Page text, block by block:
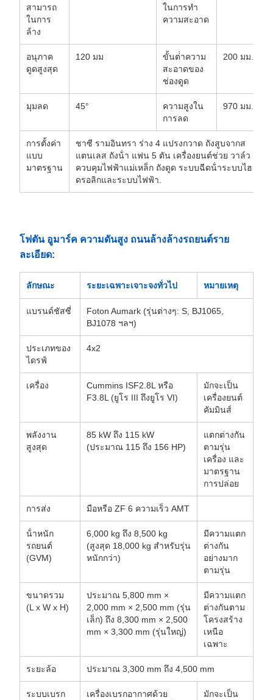
สามารถ
ในการ
ล้าง
ในการทํา
ความสะอาด
อนุภาค
ดูดสูงสุด
120 มม
ขั้นต่ําความ
สะอาดของ
ช่องดูด
200 มม.
มุมลด 45°
ความสูงใน
การลด
970 มม.
การตั้งค่า
แบบ
มาตรฐาน
ชาซี รามอินทรา ร่าง 4 แปรงกวาด ถังสูบจากส
แตนเลส ถังน้ํา แฟน 5 ตัน เครื่องยนต์ช่วย วาล์ว
ควบคุมไฟฟ้าแม่เหล็ก ถังดูด ระบบฉีดน้ําระบบไฮ
ดรอลิกและระบบไฟฟ้า.
โฟตัน อูมาร์ค ความดันสูง ถนนล้างล้างรถยนต์ราย
ละเอียด:
ลักษณะ ระยะเฉพาะเจาะจงทั่วไป หมายเหตุ
แบรนด์ชัสซี่
Foton Aumark (รุ่นต่างๆ: S, BJ1065,
BJ1078 ฯลฯ)
ประเภทของ
ไดรฟ์
4x2
เครื่อง
Cummins ISF2.8L หรือ
F3.8L (ยูโร III ถึงยูโร VI)
มักจะเป็น
เครื่องยนต์
คัมมินส์
พลังงาน
สูงสุด
85 kW ถึง 115 kW
(ประมาณ 115 ถึง 156 HP)
แตกต่างกัน
ตามรุ่น
เครื่อง และ
มาตรฐาน
การปล่อย
การส่ง มือหรือ ZF 6 ความเร็ว AMT
น้ําหนัก
รถยนต์
(GVM)
6,000 kg ถึง 8,500 kg
(สูงสุด 18,000 kg สําหรับรุ่น
หนักกว่า)
มีความแตก
ต่างกัน
อย่างมาก
ตามรุ่น
ขนาดรวม
(L x W x H)
ประมาณ 5,800 mm ×
2,000 mm × 2,500 mm (รุ่น
เล็ก) ถึง 8,300 mm × 2,500
mm × 3,300 mm (รุ่นใหญ่)
มีความแตก
ต่างกันตาม
โครงสร้าง
เหนือ
เฉพาะ
ระยะล้อ ประมาณ 3,300 mm ถึง 4,500 mm
ระบบเบรก
เครื่องเบรกอากาศด้วย
มักจะเป็น